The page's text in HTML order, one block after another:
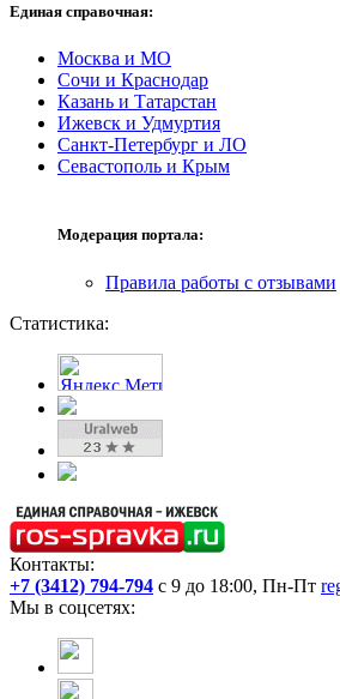
Единая справочная:
Москва и МО
Сочи и Краснодар
Казань и Татарстан
Ижевск и Удмуртия
Санкт-Петербург и ЛО
Севастополь и Крым
Модерация портала:
Правила работы с отзывами
Статистика:
Контакты:
+7 (3412) 794-794 с 9 до 18:00, Пн-Пт
Мы в соцсетях: